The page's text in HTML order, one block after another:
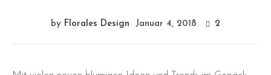
by Florales Design Januar 4, 2018 2